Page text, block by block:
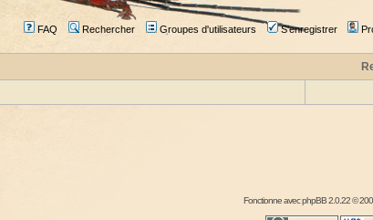
FAQ Rechercher Groupes d'utilisateurs S'enregistrer
Fonctionne avecphpBB2.0.22 ©